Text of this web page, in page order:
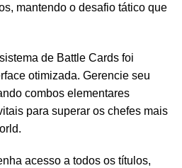
mantendo o desafio tático que
de Battle Cards foi
otimizada. Gerencie seu
combos elementares
para superar os chefes mais
acesso a todos os títulos,